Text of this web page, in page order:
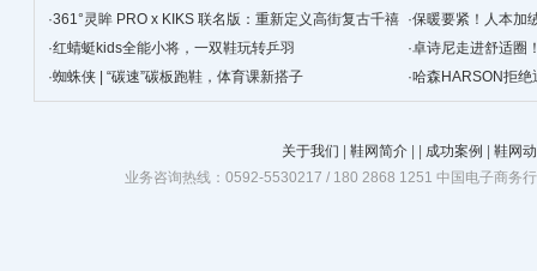
·361°灵眸 PRO x KIKS 联名版：重新定义高街复古千禧
跑鞋
·保暖要紧！人本加
·红蜻蜓kids全能小将，一双鞋玩转乒羽 ·卓诗尼走进舒适圈
·蜘蛛侠 | “碳速”碳板跑鞋，体育课新搭子 ·哈森HARSON拒绝
关于我们 鞋网简介 成功案例
鞋网
业务咨询热线：0592-5530217 / 180 2868 1251 中国电子商务